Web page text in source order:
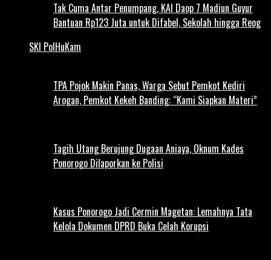
Tak Cuma Antar Penumpang, KAI Daop 7 Madiun Guyur
Bantuan Rp123 Juta untuk Difabel, Sekolah hingga Reog
SKI PolHuKam
TPA Pojok Makin Panas, Warga Sebut Pemkot Kediri
Arogan, Pemkot Kekeh Banding: “Kami Siapkan Materi”
Tagih Utang Berujung Dugaan Aniaya, Oknum Kades
Ponorogo Dilaporkan ke Polisi
Kasus Ponorogo Jadi Cermin Magetan: Lemahnya Tata
Kelola Dokumen DPRD Buka Celah Korupsi